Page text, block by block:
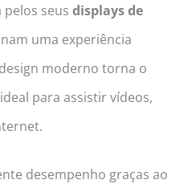
pelos seus displays de
uma experiência
moderno torna o
para assistir vídeos,
desempenho graças ao